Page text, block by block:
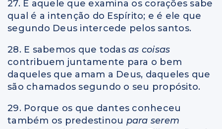
27. E aquele que examina os corações sabe
qual é a intenção do Espírito; e é ele que
segundo Deus intercede pelos santos.
28. E sabemos que todas as coisas
contribuem juntamente para o bem
daqueles que amam a Deus, daqueles que
são chamados segundo o seu propósito.
29. Porque os que dantes conheceu
também os predestinou para serem